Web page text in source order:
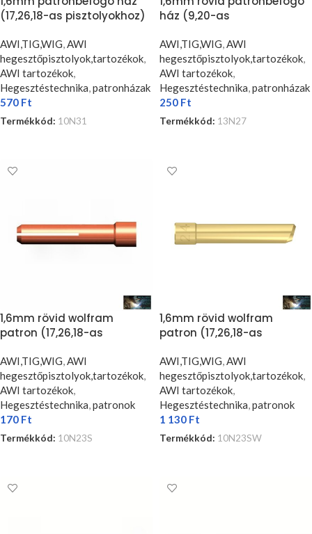
(17,26,18-as pisztolyokhoz)
AWI,TIG,WIG,AWI
hegesztőpisztolyok,tartozékok,
AWI tartozékok,
Hegesztéstechnika,patronházak
570 Ft
Termékkód: 10N31
ház (9,20-as
AWI,TIG,WIG,AWI
hegesztőpisztolyok,tartozékok,
AWI tartozékok,
Hegesztéstechnika,patronházak
250 Ft
Termékkód: 13N27
1,6mm rövid wolfram
patron (17,26,18-as
AWI,TIG,WIG,AWI
hegesztőpisztolyok,tartozékok,
AWI tartozékok,
Hegesztéstechnika,patronok
170 Ft
Termékkód: 10N23S
1,6mm rövid wolfram
patron (17,26,18-as
AWI,TIG,WIG,AWI
hegesztőpisztolyok,tartozékok,
AWI tartozékok,
Hegesztéstechnika,patronok
1 130 Ft
Termékkód: 10N23SW